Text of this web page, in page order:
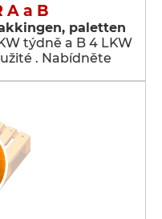
A a B
paletten
týdně a B 4 LKW
. Nabídněte